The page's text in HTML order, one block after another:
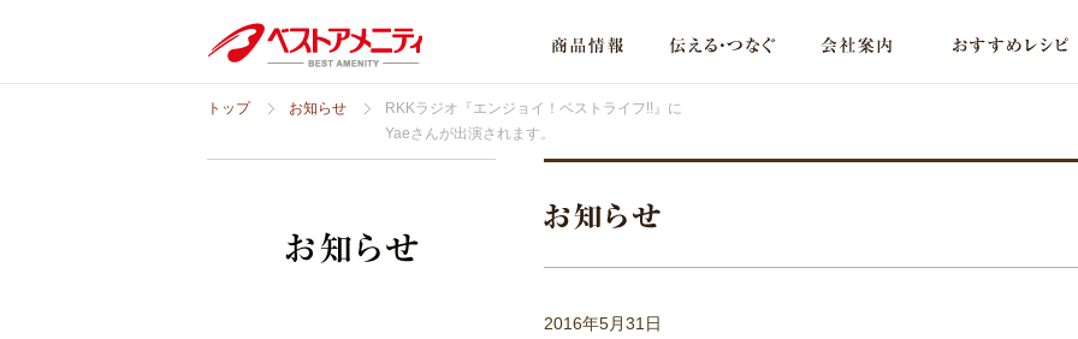
トップ お知らせ
RKKラジオ『エンジョイ！ベストライフ!!』に
Yaeさんが出演されます。
2016年5月31日